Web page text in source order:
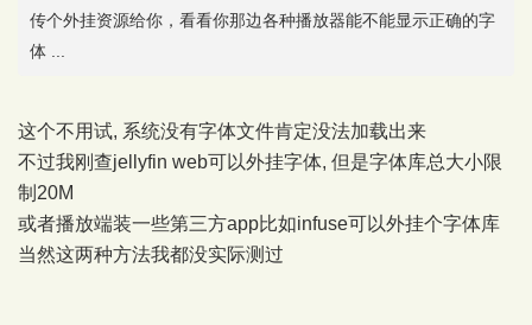
传个外挂资源给你，看看你那边各种播放器能不能显示正确的字
体 ...
这个不用试, 系统没有字体文件肯定没法加载出来
不过我刚查jellyfin web可以外挂字体, 但是字体库总大小限
制20M
或者播放端装一些第三方app比如infuse可以外挂个字体库
当然这两种方法我都没实际测过